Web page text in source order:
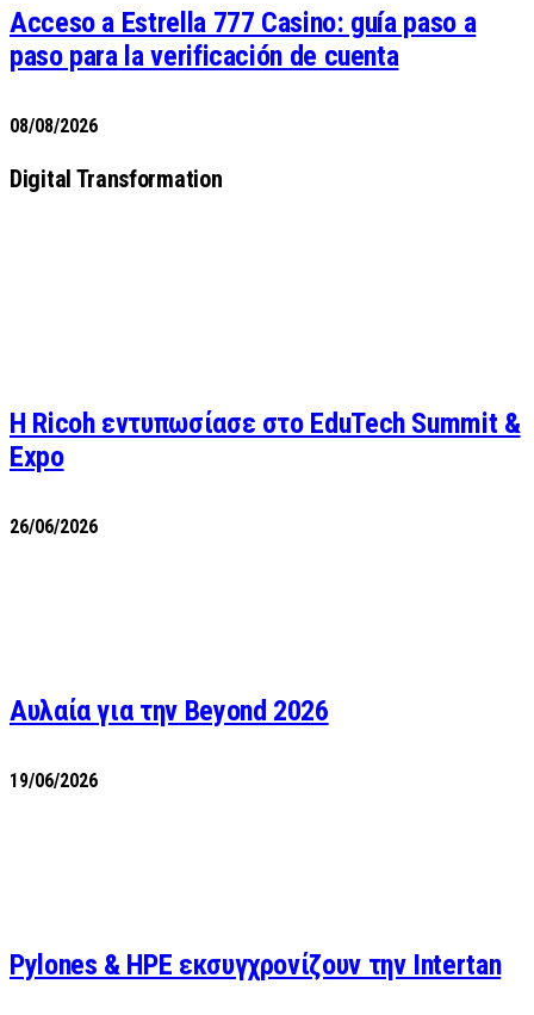
Acceso a Estrella 777 Casino: guía paso a
paso para la verificación de cuenta
08/08/2026
Digital Transformation
Η Ricoh εντυπωσίασε στο EduTech Summit &
Expo
26/06/2026
Αυλαία για την Beyond 2026
19/06/2026
Pylones & HPE εκσυγχρονίζουν την Intertan